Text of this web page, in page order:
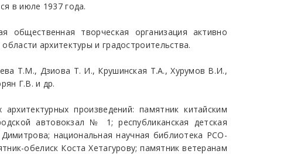
в июле 1937 года.
творческая организация активно
архитектуры и градостроительства.
Т.М., Дзиова Т. И., Крушинская Т.А., Хурумов В.И.,
Г.В. и др.
произведений: памятник китайским
автовокзал № 1; республиканская детская
национальная научная библиотека РСО-
обелиск Коста Хетагурову; памятник ветеранам